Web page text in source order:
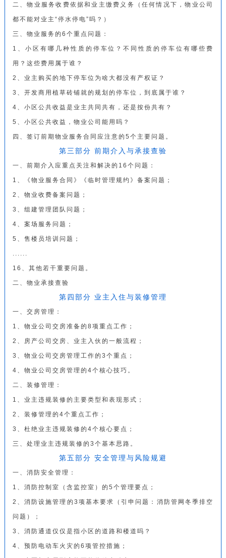
二、物业服务收费依据和业主缴费义务（任何情况下，物业公司
都不能对业主“停水停电”吗？）
三、物业服务的6个重点问题：
1、小区有哪几种性质的停车位？不同性质的停车位有哪些费
用？这些费用属于谁？
2、业主购买的地下停车位为啥大都没有产权证？
3、开发商用植草砖铺就的规划的停车位，到底属于谁？
4、小区公共收益是业主共同共有，还是按份共有？
5、小区公共收益，物业公司能用吗？
四、签订前期物业服务合同应注意的5个主要问题。
第三部分 前期介入与承接查验
一、前期介入应重点关注和解决的16个问题：
1、《物业服务合同》《 临时管理规约 》备案问题；
2、物业收费备案问题；
3、组建管理团队问题；
4、案场服务问题；
5、售楼员培训问题；
16、其他若干重要问题。
二、物业承接查验
第四部分 业主入住与装修管理
一、交房管理：
1、物业公司交房准备的8项重点工作；
2、房产公司交房、 业主入伙 的一般流程；
3、物业公司交房管理工作的3个重点；
4、物业公司交房管理的4个核心技巧。
二、装修管理：
1、业主违规装修的主要类型和表现形式；
2、装修管理的4个重点工作；
3、杜绝业主违规装修的4个核心要点；
三、处理业主违规装修的3个基本思路。
第五部分 安全管理与风险规避
一、消防安全管理：
1、消防控制室（含监控室）的5个管理要点；
2、消防设施管理的3项基本要求（引申问题：消防管网冬季排空
问题）；
3、消防通道仅仅是指小区的道路和楼道吗？
4、预防电动车火灾的6项管控措施；